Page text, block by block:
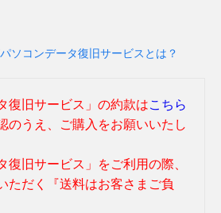
ソコンデータ復旧サービスとは？
復旧サービス」の約款はこちら
のうえ、ご購入をお願いいたし
旧サービス」をご利用の際、
ただく『送料はお客さまご負